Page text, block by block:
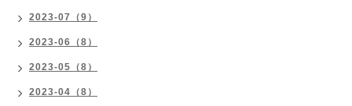
2023-07（9）
2023-06（8）
2023-05（8）
2023-04（8）